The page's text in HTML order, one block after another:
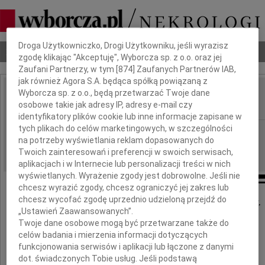
Nekrologi Odeszli Poradnik pogrzebowy
IMIĘ I NAZWISKO: Krzysztof Słotwiński
REGION: Lublin
DATA EMISJI: 29.03.2017
Z głebokim smutkiem i żalem zawiadamiamy,
że w dniu 24 marca 2017 roku
zmarł przeżywszy 55 lat
Dbamy o Twoją prywatność
Droga Użytkowniczko, Drogi Użytkowniku, jeśli wyrazisz
zgodę klikając "Akceptuję", Wyborcza sp. z o.o. oraz jej
Zaufani Partnerzy, w tym [874] Zaufanych Partnerów IAB,
jak również Agora S.A. będąca spółką powiązaną z
Wyborcza sp. z o.o., będą przetwarzać Twoje dane
osobowe takie jak adresy IP, adresy e-mail czy
identyfikatory plików cookie lub inne informacje zapisane w
tych plikach do celów marketingowych, w szczególności
na potrzeby wyświetlania reklam dopasowanych do
Twoich zainteresowań i preferencji w swoich serwisach,
aplikacjach i w Internecie lub personalizacji treści w nich
wyświetlanych. Wyrażenie zgody jest dobrowolne. Jeśli nie
chcesz wyrazić zgody, chcesz ograniczyć jej zakres lub
chcesz wycofać zgodę uprzednio udzieloną przejdź do
„Ustawień Zaawansowanych”.
Twoje dane osobowe mogą być przetwarzane także do
celów badania i mierzenia informacji dotyczących
funkcjonowania serwisów i aplikacji lub łączone z danymi
dot. świadczonych Tobie usług. Jeśli podstawą